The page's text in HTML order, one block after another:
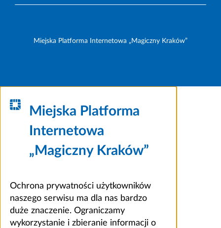
Miejska Platforma Internetowa „Magiczny Kraków”
Miejska Platforma
Internetowa
„Magiczny Kraków”
Ochrona prywatności użytkowników
naszego serwisu ma dla nas bardzo
duże znaczenie. Ograniczamy
wykorzystanie i zbieranie informacji o